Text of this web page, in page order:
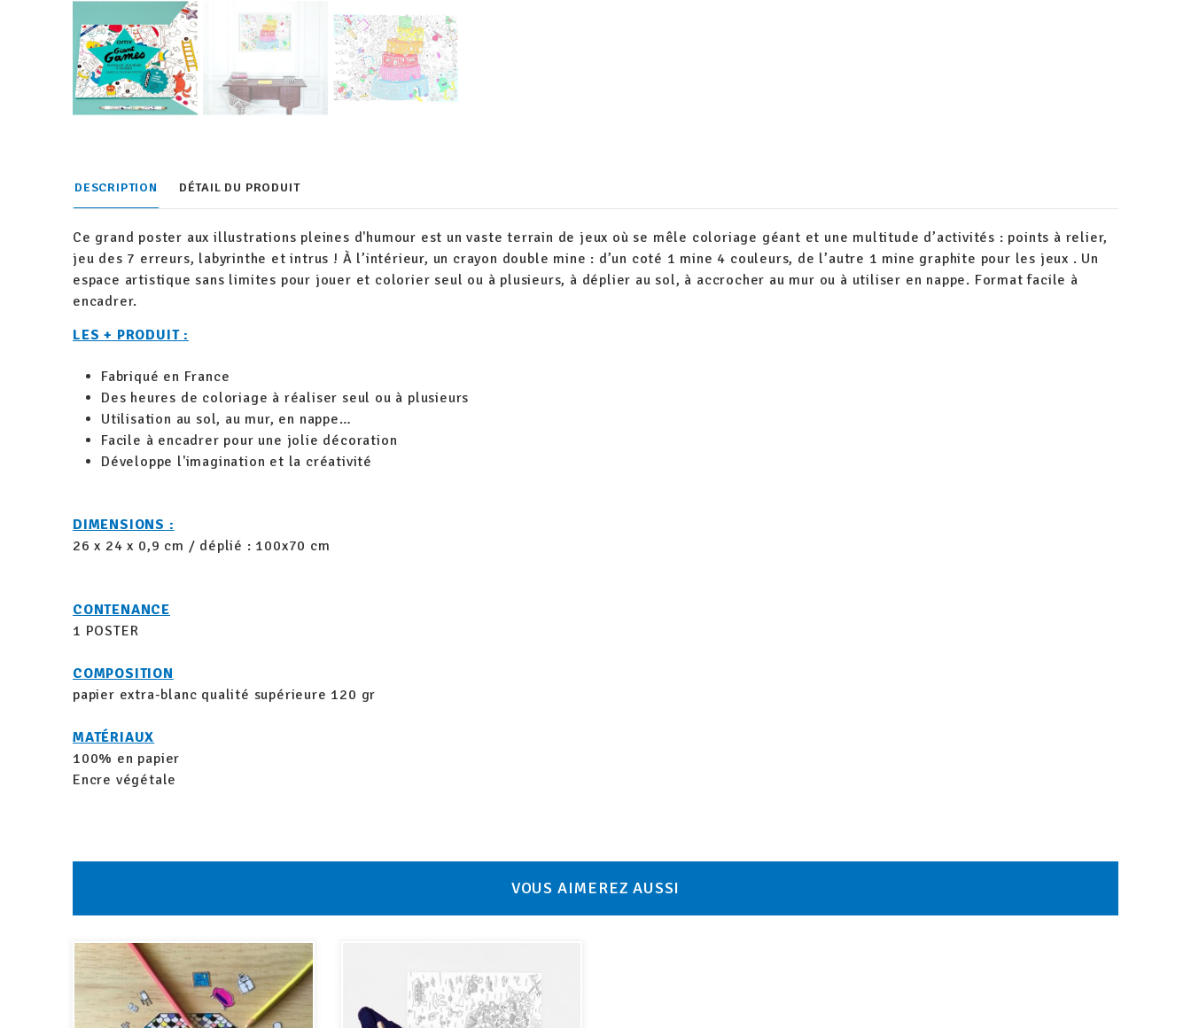
DESCRIPTION DÉTAIL DU PRODUIT
Ce grand poster aux illustrations pleines d'humour est un vaste terrain de jeux où se mêle coloriage géant et une multitude d’activités : points à relier,
jeu des 7 erreurs, labyrinthe et intrus ! À l’intérieur, un crayon double mine : d’un coté 1 mine 4 couleurs, de l’autre 1 mine graphite pour les jeux . Un
espace artistique sans limites pour jouer et colorier seul ou à plusieurs, à déplier au sol, à accrocher au mur ou à utiliser en nappe. Format facile à
encadrer.
LES + PRODUIT :
Fabriqué en France
Des heures de coloriage à réaliser seul ou à plusieurs
Utilisation au sol, au mur, en nappe…
Facile à encadrer pour une jolie décoration
Développe l'imagination et la créativité
DIMENSIONS :
26 x 24 x 0,9 cm / déplié : 100x70 cm
CONTENANCE
1 POSTER
COMPOSITION
papier extra-blanc qualité supérieure 120 gr
MATÉRIAUX
100% en papier
Encre végétale
VOUS AIMEREZ AUSSI